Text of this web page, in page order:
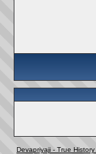
Devapriyaji - True